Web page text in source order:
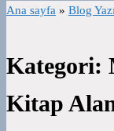
Ana sayfa » Blog
Kategori:
Kitap